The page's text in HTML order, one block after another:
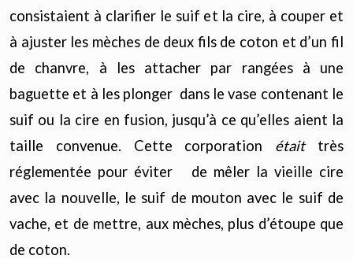
consistaient à clarifier le suif et la cire, à couper et
à ajuster les mèches de deux fils de coton et d’un fil
de chanvre, à les attacher par rangées à une
baguette et à les plonger dans le vase contenant le
suif ou la cire en fusion, jusqu’à ce qu’elles aient la
taille convenue. Cette corporation étaittrès
réglementée pour éviter de mêler la vieille cire
avec la nouvelle, le suif de mouton avec le suif de
vache, et de mettre, aux mèches, plus d’étoupe que
de coton.